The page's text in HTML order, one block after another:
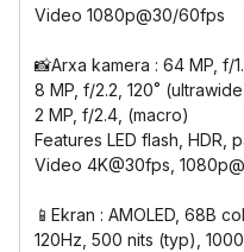
Video 1080p@30/60fps
📸Arxa kamera : 64 MP, f/
8 MP, f/2.2, 120˚
2 MP, f/2.4, (macro)
Features LED flash, HDR,
Video 4K@30fps,
📱Ekran : AMOLED, 68B
120Hz, 500 nits (typ),